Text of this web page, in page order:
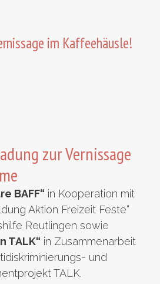
im Kaffeehäusle!
zur Vernissage
BAFF“ in Kooperation mit
Aktion Freizeit Feste“
Reutlingen sowie
TALK“ in Zusammenarbeit
und
TALK.